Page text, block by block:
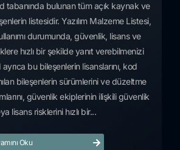
tabanında bulunan tüm açık kaynak ve
listesidir. Yazılım Malzeme Listesi,
durumunda, güvenlik, lisans ve
hızlı bir şekilde yanıt verebilmenizi
bu bileşenlerin lisanslarını, kod
bileşenlerin sürümlerini ve düzeltme
güvenlik ekiplerinin ilişkili güvenlik
lisans risklerini hızlı bir...
Oku